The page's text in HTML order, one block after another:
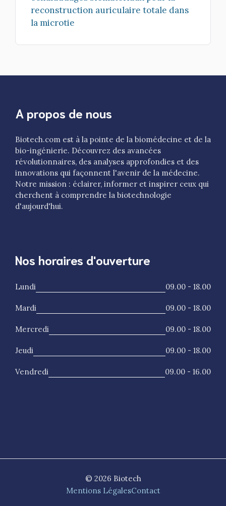
reconstruction auriculaire totale dans
la microtie
A propos de nous
Biotech.com est à la pointe de la biomédecine et de la
bio-ingénierie. Découvrez des avancées
révolutionnaires, des analyses approfondies et des
innovations qui façonnent l'avenir de la médecine.
Notre mission : éclairer, informer et inspirer ceux qui
cherchent à comprendre la biotechnologie
d'aujourd'hui.
Nos horaires d'ouverture
Lundi 09.00 - 18.00
Mardi 09.00 - 18.00
Mercredi 09.00 - 18.00
Jeudi 09.00 - 18.00
Vendredi 09.00 - 16.00
© 2026 Biotech
Mentions LégalesContact